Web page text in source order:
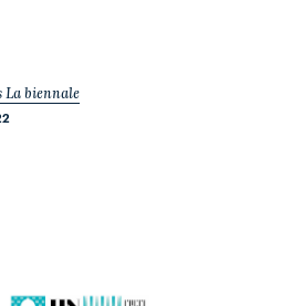
La biennale